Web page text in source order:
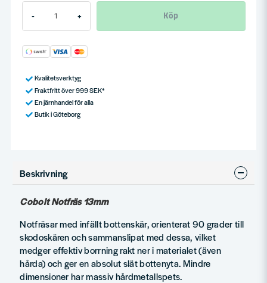
- + Köp
Kvalitetsverktyg
Fraktfritt över 999 SEK*
En järnhandel för alla
Butik i Göteborg
Beskrivning
Cobolt Notfräs 13mm
Notfräsar med infällt bottenskär, orienterat 90 grader till
skodoskären och sammanslipat med dessa, vilket
medger effektiv borrning rakt ner i materialet (även
hårda) och ger en absolut slät bottenyta. Mindre
dimensioner har massiv hårdmetallspets.